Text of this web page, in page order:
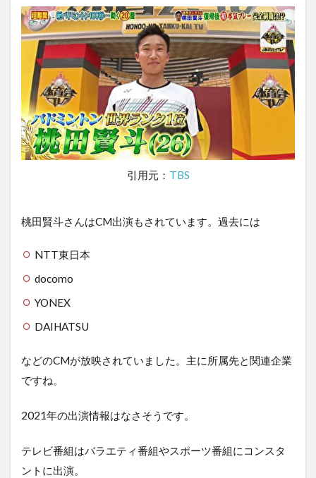
引用元： TBS
桃田賢斗さんはCM出演もされています。過去には
NTT東日本
docomo
YONEX
DAIHATSU
などのCMが放映されていました。主に所属先と関連企業
ですね。
2021年の出演情報はなさそうです。
テレビ番組はバラエティ番組やスポーツ番組にコンスタ
ントに出演。